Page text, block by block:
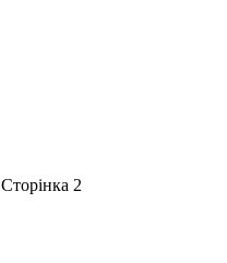
Сторінка 2